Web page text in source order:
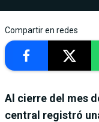
Compartir en redes
Al cierre del mes
central registró